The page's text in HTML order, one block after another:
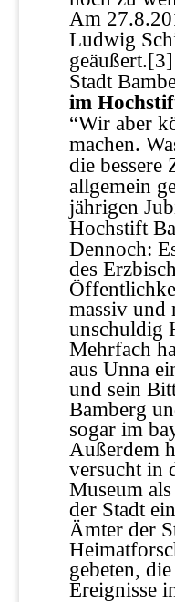
Am
Ludwig
geäußert.[3]
Stadt
im
“Wir aber
machen.
die bessere
allgemein
jährigen
Hochstift
Dennoch:
des
massiv und
unschuldig
Mehrfach
aus Unna
und sein
Bamberg
sogar im
Außerdem
versucht in
Museum
der Stadt
Ämter der
gebeten,
Ereignisse